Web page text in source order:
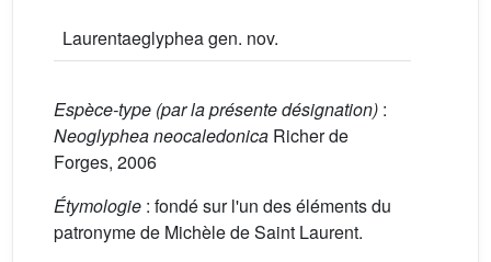
Laurentaeglyphea gen. nov.
Espèce-type (par la présente désignation) :
Neoglyphea neocaledonica Richer de
Forges, 2006
Étymologie : fondé sur l'un des éléments du
patronyme de Michèle de Saint Laurent.